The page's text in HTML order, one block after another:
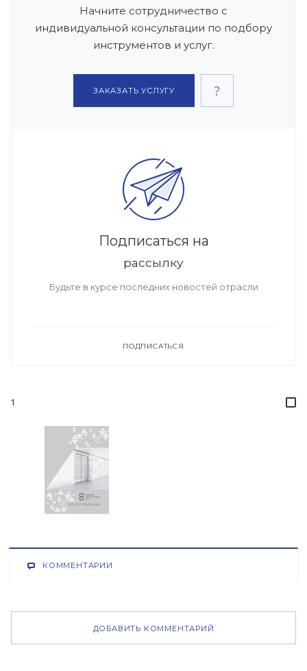
Начните сотрудничество с
индивидуальной консультации по подбору
инструментов и услуг.
ЗАКАЗАТЬ УСЛУГУ
Подписаться на
рассылку
Будьте в курсе последних новостей отрасли
ПОДПИСАТЬСЯ
1
КОММЕНТАРИИ
ДОБАВИТЬ КОММЕНТАРИЙ